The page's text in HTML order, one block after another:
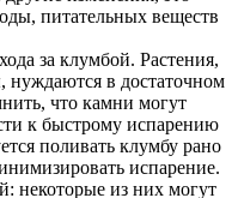
питательных веществ
за клумбой. Растения,
нуждаются в достаточном
что камни могут
к быстрому испарению
поливать клумбу рано
испарение.
некоторые из них могут